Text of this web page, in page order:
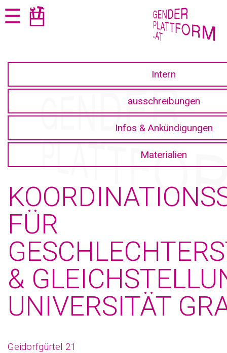
Zum
Seiteninhalt
Zur
Navigation
☰
Intern
ausschreibungen
Infos & Ankündigungen
Materialien
FÜR
&
UNIVERSITÄT
Geidorfgürtel 21